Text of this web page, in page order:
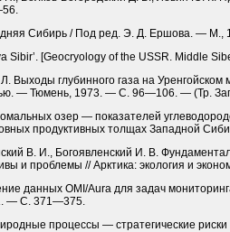
Сибирь / Под ред. Э. Д. Ершова. — М.,
Sibir’. [Geocryology of the USSR. Middle
Выходы глубинного газа на
— Тюмень, 1973. — С. 96—106. — (Тр.
озер — показателей
продуктивных толщах Западной
В. И., Богоявленский И. В.
и проблемы // Арктика: экология и
данных OMI/Aura для задач
— С. 371—375.
процессы — стратегические